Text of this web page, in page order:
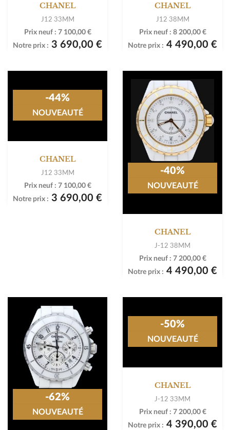
CHANEL
J12 33MM
Prix neuf : 7 100,00 €
Notre prix : 3 690,00 €
CHANEL
J12 38MM
Prix neuf : 8 200,00 €
Notre prix : 4 490,00 €
CHANEL
J12 33MM
Prix neuf : 7 100,00 €
Notre prix : 3 690,00 €
-44%
NOUVEAUTÉ
CHANEL
J-12 38MM
Prix neuf : 7 200,00 €
Notre prix : 4 490,00 €
-40%
NOUVEAUTÉ
-62%
NOUVEAUTÉ
CHANEL
J-12 33MM
Prix neuf : 7 200,00 €
Notre prix : 4 390,00 €
-50%
NOUVEAUTÉ